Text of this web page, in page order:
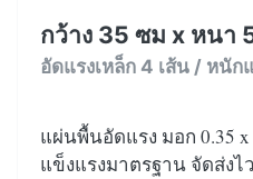
กว้าง 35 ซม x หนา
อัดแรงเหล็ก 4 เส้น / หนัก
แผ่นพื้นอัดแรง มอก 0.35 x
แข็งแรงมาตรฐาน จัดส่งไ